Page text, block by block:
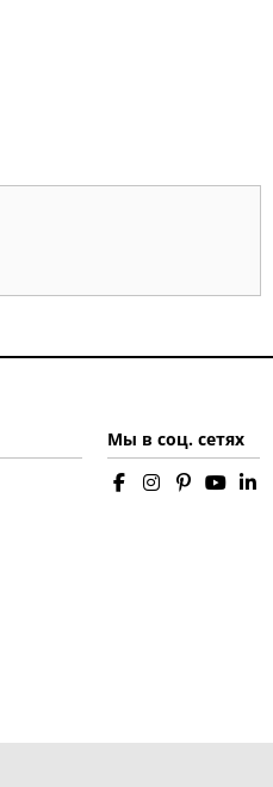
Мы в соц. сетях